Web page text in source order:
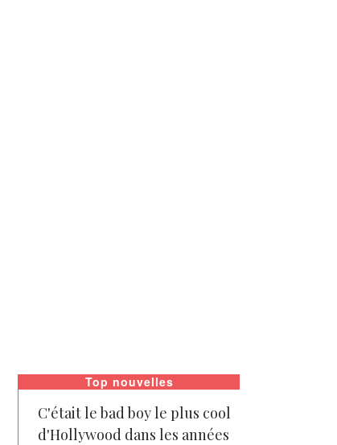
Top nouvelles
C'était le bad boy le plus cool
d'Hollywood dans les années